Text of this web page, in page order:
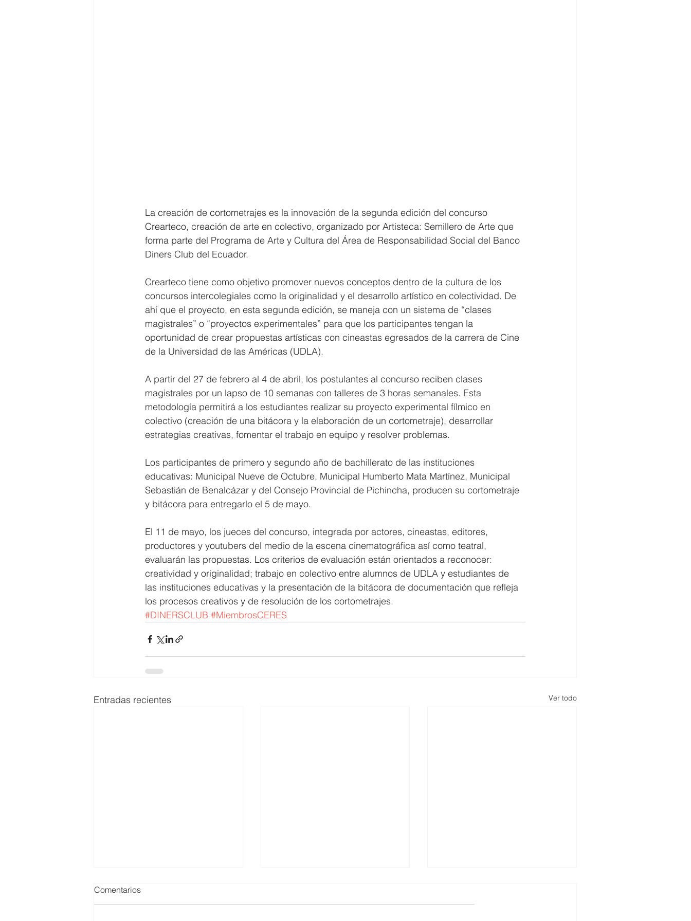
La creación de cortometrajes es la innovación de la segunda edición del concurso
Crearteco, creación de arte en colectivo, organizado por Artisteca: Semillero de Arte que
forma parte del Programa de Arte y Cultura del Área de Responsabilidad Social del Banco
Diners Club del Ecuador.
Crearteco tiene como objetivo promover nuevos conceptos dentro de la cultura de los
concursos intercolegiales como la originalidad y el desarrollo artístico en colectividad. De
ahí que el proyecto, en esta segunda edición, se maneja con un sistema de “clases
magistrales” o “proyectos experimentales” para que los participantes tengan la
oportunidad de crear propuestas artísticas con cineastas egresados de la carrera de Cine
de la Universidad de las Américas (UDLA).
A partir del 27 de febrero al 4 de abril, los postulantes al concurso reciben clases
magistrales por un lapso de 10 semanas con talleres de 3 horas semanales. Esta
metodología permitirá a los estudiantes realizar su proyecto experimental fílmico en
colectivo (creación de una bitácora y la elaboración de un cortometraje), desarrollar
estrategias creativas, fomentar el trabajo en equipo y resolver problemas.
Los participantes de primero y segundo año de bachillerato de las instituciones
educativas: Municipal Nueve de Octubre, Municipal Humberto Mata Martínez, Municipal
Sebastián de Benalcázar y del Consejo Provincial de Pichincha, producen su cortometraje
y bitácora para entregarlo el 5 de mayo.
El 11 de mayo, los jueces del concurso, integrada por actores, cineastas, editores,
productores y youtubers del medio de la escena cinematográfica así como teatral,
evaluarán las propuestas. Los criterios de evaluación están orientados a reconocer:
creatividad y originalidad; trabajo en colectivo entre alumnos de UDLA y estudiantes de
las instituciones educativas y la presentación de la bitácora de documentación que refleja
los procesos creativos y de resolución de los cortometrajes.
#DINERSCLUB #MiembrosCERES
Entradas recientes Ver todo
Comentarios